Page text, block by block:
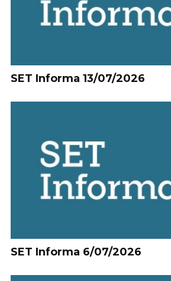
SET Informa 13/07/2026
SET Informa 6/07/2026